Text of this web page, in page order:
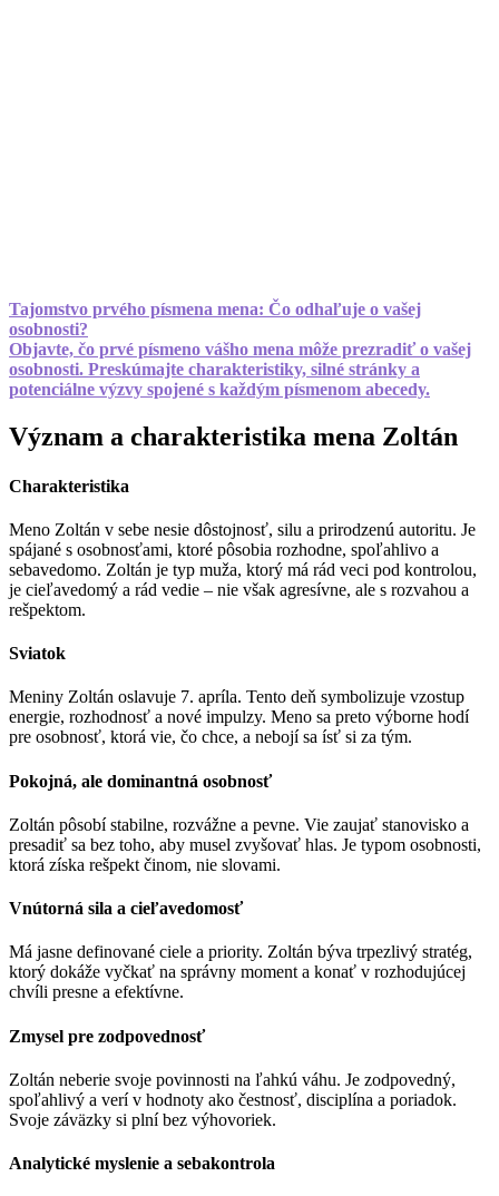
Tajomstvo prvého písmena mena: Čo odhaľuje o vašej
osobnosti?
Objavte, čo prvé písmeno vášho mena môže prezradiť o vašej
osobnosti. Preskúmajte charakteristiky, silné stránky a
potenciálne výzvy spojené s každým písmenom abecedy.
Význam a charakteristika mena Zoltán
Charakteristika
Meno Zoltán v sebe nesie dôstojnosť, silu a prirodzenú autoritu. Je
spájané s osobnosťami, ktoré pôsobia rozhodne, spoľahlivo a
sebavedomo. Zoltán je typ muža, ktorý má rád veci pod kontrolou,
je cieľavedomý a rád vedie – nie však agresívne, ale s rozvahou a
rešpektom.
Sviatok
Meniny Zoltán oslavuje 7. apríla. Tento deň symbolizuje vzostup
energie, rozhodnosť a nové impulzy. Meno sa preto výborne hodí
pre osobnosť, ktorá vie, čo chce, a nebojí sa ísť si za tým.
Pokojná, ale dominantná osobnosť
Zoltán pôsobí stabilne, rozvážne a pevne. Vie zaujať stanovisko a
presadiť sa bez toho, aby musel zvyšovať hlas. Je typom osobnosti,
ktorá získa rešpekt činom, nie slovami.
Vnútorná sila a cieľavedomosť
Má jasne definované ciele a priority. Zoltán býva trpezlivý stratég,
ktorý dokáže vyčkať na správny moment a konať v rozhodujúcej
chvíli presne a efektívne.
Zmysel pre zodpovednosť
Zoltán neberie svoje povinnosti na ľahkú váhu. Je zodpovedný,
spoľahlivý a verí v hodnoty ako čestnosť, disciplína a poriadok.
Svoje záväzky si plní bez výhovoriek.
Analytické myslenie a sebakontrola